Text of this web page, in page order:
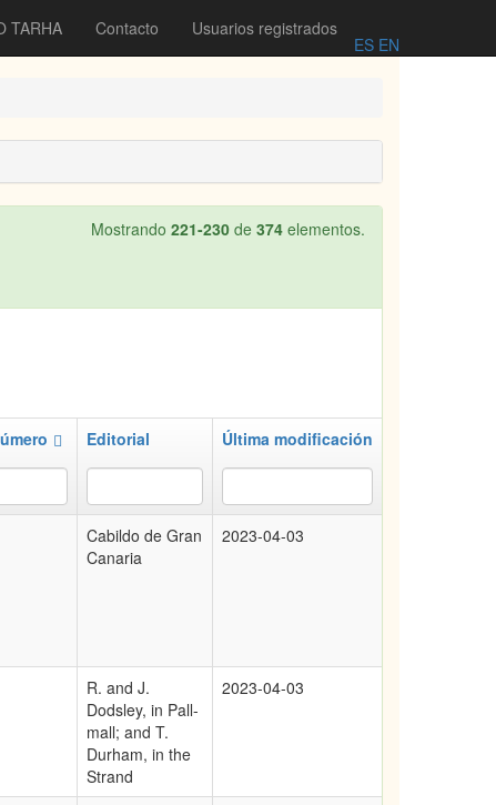
TARHA Contacto Usuarios registrados
ES EN
Mostrando 221-230 de 374 elementos.
Editorial Última modificación
Cabildo de Gran
Canaria
2023-04-03
R. and J.
Dodsley, in Pall-
mall; and T.
Durham, in the
Strand
2023-04-03